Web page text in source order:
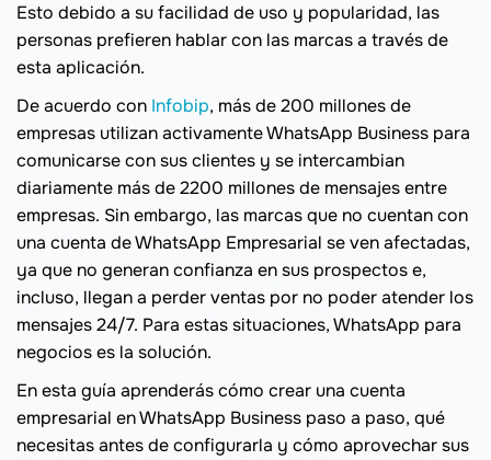
Esto debido a su facilidad de uso y popularidad, las
personas prefieren hablar con las marcas a través de
esta aplicación.
De acuerdo con Infobip, más de 200 millones de
empresas utilizan activamente WhatsApp Business para
comunicarse con sus clientes y se intercambian
diariamente más de 2200 millones de mensajes entre
empresas. Sin embargo, las marcas que no cuentan con
una cuenta de WhatsApp Empresarial se ven afectadas,
ya que no generan confianza en sus prospectos e,
incluso, llegan a perder ventas por no poder atender los
mensajes 24/7. Para estas situaciones, WhatsApp para
negocios es la solución.
En esta guía aprenderás cómo crear una cuenta
empresarial en WhatsApp Business paso a paso, qué
necesitas antes de configurarla y cómo aprovechar sus